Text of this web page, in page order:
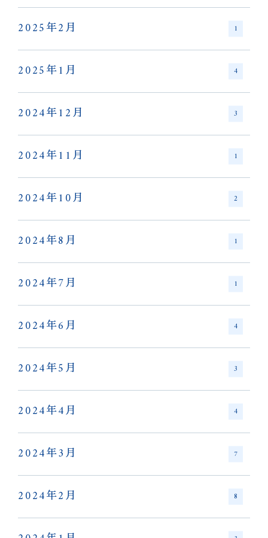
2025年2月 1
2025年1月 4
2024年12月 3
2024年11月 1
2024年10月 2
2024年8月 1
2024年7月 1
2024年6月 4
2024年5月 3
2024年4月 4
2024年3月 7
2024年2月 8